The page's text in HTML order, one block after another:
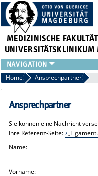
MEDIZINISCHE FAKULTÄT
INSTITUTE
KLINIKEN
ZENTRALE EINRICHTUNGEN
PRESSE
INTERNATIONAL
INTRANET
Home Ansprechpartner
Ansprechpartner
Sie können eine Nachricht
Ihre Referenz-Seite:
Name:
Vorname: